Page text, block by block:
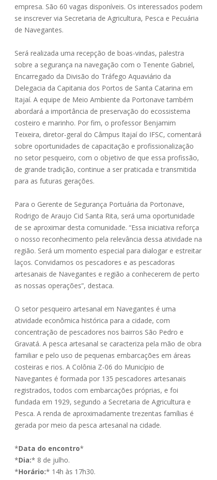
empresa. São 60 vagas disponíveis. Os interessados podem
se inscrever via Secretaria de Agricultura, Pesca e Pecuária
de Navegantes.
Será realizada uma recepção de boas-vindas, palestra
sobre a segurança na navegação com o Tenente Gabriel,
Encarregado da Divisão do Tráfego Aquaviário da
Delegacia da Capitania dos Portos de Santa Catarina em
Itajaí. A equipe de Meio Ambiente da Portonave também
abordará a importância de preservação do ecossistema
costeiro e marinho. Por fim, o professor Benjamim
Teixeira, diretor-geral do Câmpus Itajaí do IFSC, comentará
sobre oportunidades de capacitação e profissionalização
no setor pesqueiro, com o objetivo de que essa profissão,
de grande tradição, continue a ser praticada e transmitida
para as futuras gerações.
Para o Gerente de Segurança Portuária da Portonave,
Rodrigo de Araujo Cid Santa Rita, será uma oportunidade
de se aproximar desta comunidade. “Essa iniciativa reforça
o nosso reconhecimento pela relevância dessa atividade na
região. Será um momento especial para dialogar e estreitar
laços. Convidamos os pescadores e as pescadoras
artesanais de Navegantes e região a conhecerem de perto
as nossas operações”, destaca.
O setor pesqueiro artesanal em Navegantes é uma
atividade econômica histórica para a cidade, com
concentração de pescadores nos bairros São Pedro e
Gravatá. A pesca artesanal se caracteriza pela mão de obra
familiar e pelo uso de pequenas embarcações em áreas
costeiras e rios. A Colônia Z-06 do Município de
Navegantes é formada por 135 pescadores artesanais
registrados, todos com embarcações próprias, e foi
fundada em 1929, segundo a Secretaria de Agricultura e
Pesca. A renda de aproximadamente trezentas famílias é
gerada por meio da pesca artesanal na cidade.
*Data do encontro*
*Dia:* 8 de julho.
*Horário:* 14h às 17h30.